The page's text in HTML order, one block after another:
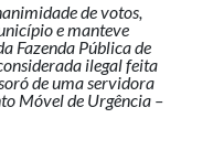
de votos,
e manteve
Fazenda Pública de
ilegal feita
de uma servidora
Móvel de Urgência –